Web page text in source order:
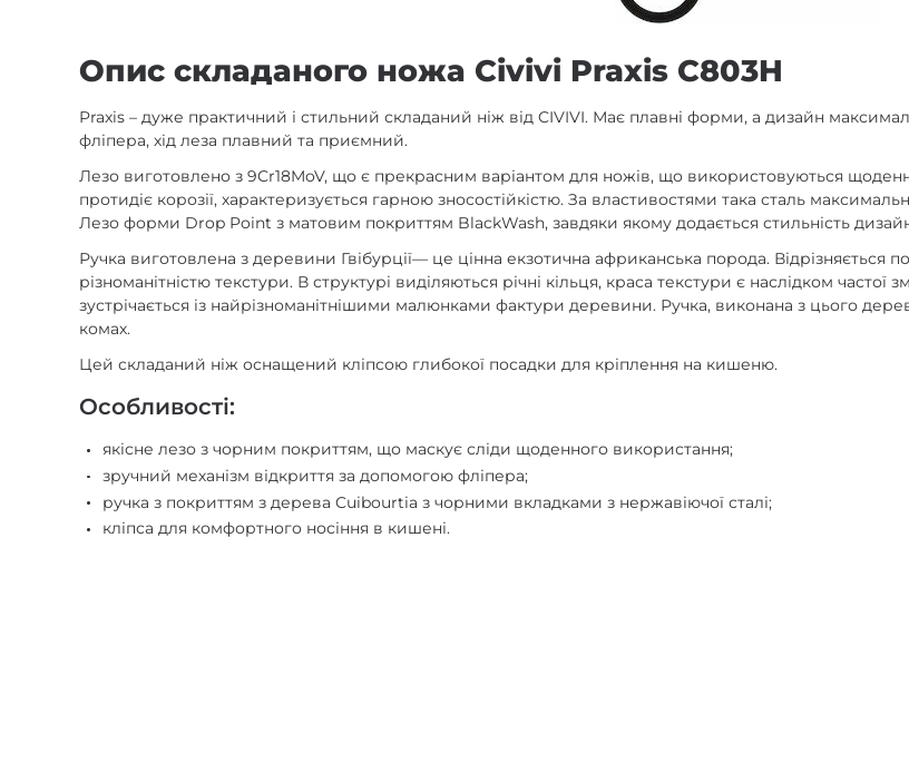
Опис складаного ножа Civivi Praxis C803H
Praxis – дуже практичний і стильний складаний ніж від CIVIVI. Має плавні форми, а дизайн
фліпера, хід леза плавний та приємний.
Лезо виготовлено з 9Cr18MoV, що є прекрасним варіантом для ножів, що використовуються
протидіє корозії, характеризується гарною зносостійкістю. За властивостями така сталь
Лезо форми Drop Point з матовим покриттям BlackWash, завдяки якому додається стильність
Ручка виготовлена з деревини Гвібурції— це цінна екзотична африканська порода. Відрізняється
різноманітністю текстури. В структурі виділяються річні кільця, краса текстури є наслідком
зустрічається із найрізноманітнішими малюнками фактури деревини. Ручка, виконана з цього
комах.
Цей складаний ніж оснащений кліпсою глибокої посадки для кріплення на кишеню.
Особливості:
якісне лезо з чорним покриттям, що маскує сліди щоденного використання;
зручний механізм відкриття за допомогою фліпера;
ручка з покриттям з дерева Cuibourtia з чорними вкладками з нержавіючої сталі;
кліпса для комфортного носіння в кишені.